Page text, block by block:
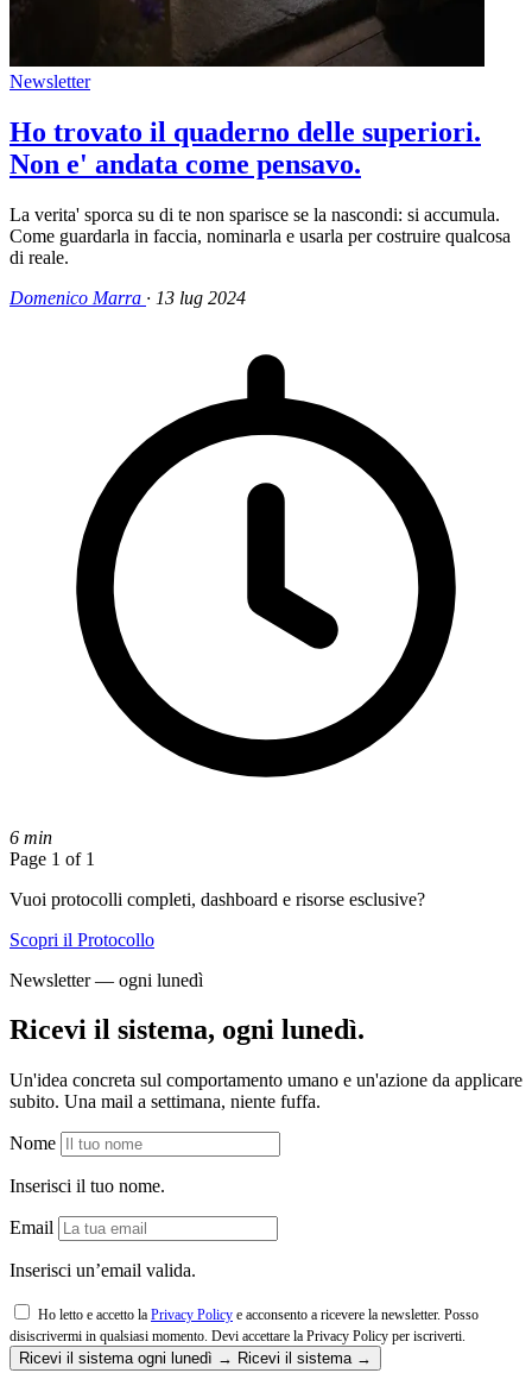
Newsletter
Ho trovato il quaderno delle superiori.
Non e' andata come pensavo.
La verita' sporca su di te non sparisce se la nascondi: si accumula.
Come guardarla in faccia, nominarla e usarla per costruire qualcosa
di reale.
Domenico Marra · 13 lug 2024
6 min
Page 1 of 1
Vuoi protocolli completi, dashboard e risorse esclusive?
Scopri il Protocollo
Newsletter — ogni lunedì
Ricevi il sistema, ogni lunedì.
Un'idea concreta sul comportamento umano e un'azione da applicare
subito. Una mail a settimana, niente fuffa.
Nome
Inserisci il tuo nome.
Email
Inserisci un’email valida.
Ho letto e accetto la Privacy Policy e acconsento a ricevere la newsletter. Posso
disiscrivermi in qualsiasi momento.
Devi accettare la Privacy Policy per iscriverti.
Ricevi il sistema ogni lunedì → Ricevi il sistema →